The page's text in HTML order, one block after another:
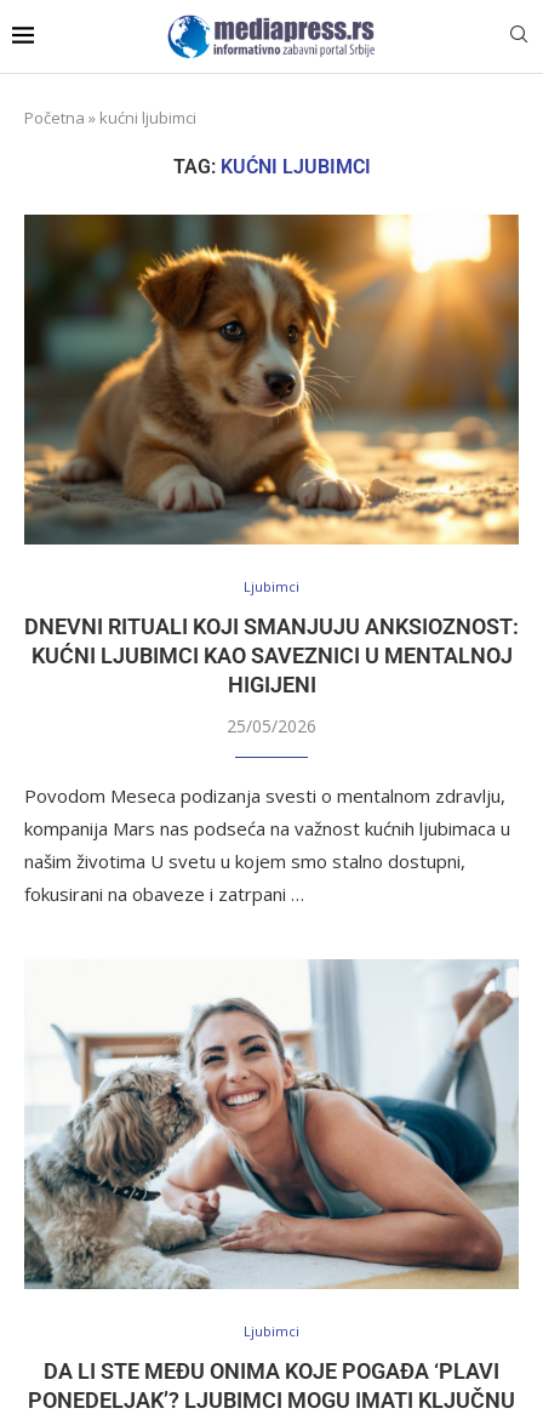
Početna » kućni ljubimci
TAG: KUĆNI LJUBIMCI
Ljubimci
DNEVNI RITUALI KOJI SMANJUJU ANKSIOZNOST:
KUĆNI LJUBIMCI KAO SAVEZNICI U MENTALNOJ
HIGIJENI
25/05/2026
Povodom Meseca podizanja svesti o mentalnom zdravlju,
kompanija Mars nas podseća na važnost kućnih ljubimaca u
našim životima U svetu u kojem smo stalno dostupni,
fokusirani na obaveze i zatrpani …
Ljubimci
DA LI STE MEĐU ONIMA KOJE POGAĐA ‘PLAVI
PONEDELJAK’? LJUBIMCI MOGU IMATI KLJUČNU